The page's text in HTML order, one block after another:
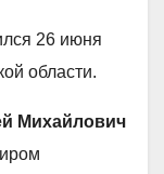
26 июня
области.
Михайлович